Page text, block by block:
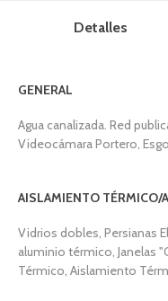
Detalles
GENERAL
Agua canalizada. Red
Videocámara Portero,
AISLAMIENTO TÉRMICO/
Vidrios dobles, Persianas
aluminio térmico, Janelas
Térmico, Aislamiento